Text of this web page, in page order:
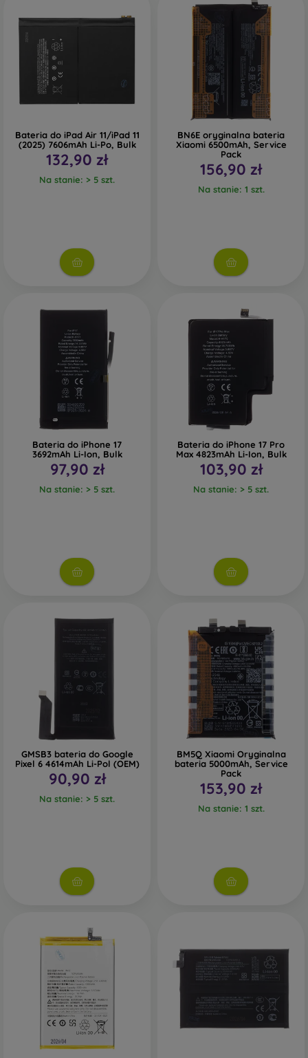
Bateria do iPad Air 11/iPad 11
(2025) 7606mAh Li-Po, Bulk
132,90 zł
Na stanie: > 5 szt.
BN6E oryginalna bateria
Xiaomi 6500mAh, Service
Pack
156,90 zł
Na stanie: 1 szt.
Bateria do iPhone 17
3692mAh Li-Ion, Bulk
97,90 zł
Na stanie: > 5 szt.
Bateria do iPhone 17 Pro
Max 4823mAh Li-Ion, Bulk
103,90 zł
Na stanie: > 5 szt.
GMSB3 bateria do Google
Pixel 6 4614mAh Li-Pol (OEM)
90,90 zł
Na stanie: > 5 szt.
BM5Q Xiaomi Oryginalna
bateria 5000mAh, Service
Pack
153,90 zł
Na stanie: 1 szt.